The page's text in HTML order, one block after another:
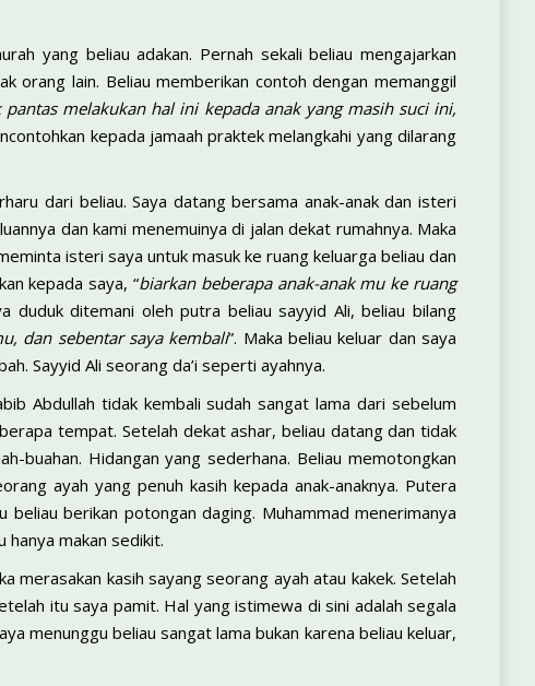
yang beliau adakan. Pernah sekali beliau mengajarkan
orang lain. Beliau memberikan contoh dengan memanggil
pantas melakukan hal ini kepada anak yang masih suci ini,
kepada jamaah praktek melangkahi yang dilarang
dari beliau. Saya datang bersama anak-anak dan isteri
dan kami menemuinya di jalan dekat rumahnya. Maka
isteri saya untuk masuk ke ruang keluarga beliau dan
kepada saya, “biarkan beberapa anak-anak mu ke ruang
duduk ditemani oleh putra beliau sayyid Ali, beliau bilang
dan sebentar saya kembali”. Maka beliau keluar dan saya
Sayyid Ali seorang da’i seperti ayahnya.
Abdullah tidak kembali sudah sangat lama dari sebelum
tempat. Setelah dekat ashar, beliau datang dan tidak
buahan. Hidangan yang sederhana. Beliau memotongkan
ayah yang penuh kasih kepada anak-anaknya. Putera
berikan potongan daging. Muhammad menerimanya
hanya makan sedikit.
merasakan kasih sayang seorang ayah atau kakek. Setelah
itu saya pamit. Hal yang istimewa di sini adalah segala
menunggu beliau sangat lama bukan karena beliau keluar,